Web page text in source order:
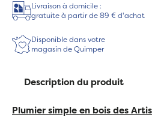
Livraison à domicile :
gratuite à partir de 89 € d'achat
Disponible dans votre
magasin de Quimper
Description du produit
Plumier simple en bois des